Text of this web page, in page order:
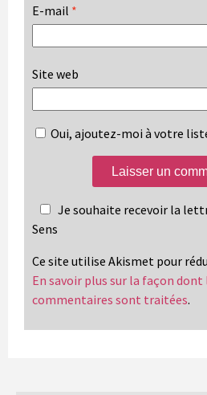
E-mail *
Site web
Oui, ajoutez-moi à votre
Je souhaite recevoir la
Sens
Ce site utilise Akismet pour
En savoir plus sur la façon dont
commentaires sont traitées.